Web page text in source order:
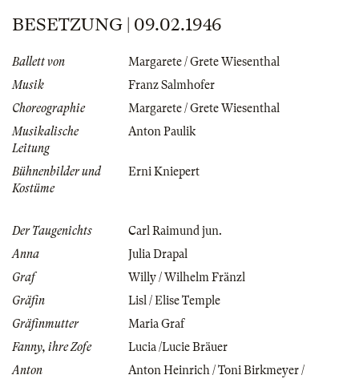
BESETZUNG | 09.02.1946
Ballett von
Margarete / Grete Wiesenthal
Musik
Franz Salmhofer
Choreographie
Margarete / Grete Wiesenthal
Musikalische
Leitung
Anton Paulik
Bühnenbilder und
Kostüme
Erni Kniepert
Der Taugenichts
Carl Raimund jun.
Anna
Julia Drapal
Graf
Willy / Wilhelm Fränzl
Gräfin
Lisl / Elise Temple
Gräfinmutter
Maria Graf
Fanny, ihre Zofe
Lucia /Lucie Bräuer
Anton
Anton Heinrich / Toni Birkmeyer /